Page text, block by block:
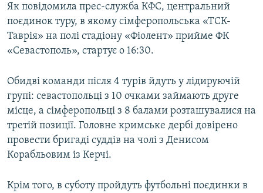
ВІДЕОУРОКИ «ELIFBE»
СВІДЧЕННЯ ОКУПАЦІЇ
ІНФОГРАФІКА
Русский
Qırımtatar
ДОЛУЧАЙСЯ!
Усі сайти RFE/RL
Як повідомила прес-служба КФС, центральний
поєдинок туру, в якому сімферопольська «ТСК-
Таврія» на полі стадіону «Фіолент» прийме ФК
«Севастополь», стартує о 16:30.
Обидві команди після 4 турів йдуть у лідируючій
групі: севастопольці з 10 очками займають друге
місце, а сімферопольці з 8 балами розташувалися на
третій позиції. Головне кримське дербі довірено
провести бригаді суддів на чолі з Денисом
Корабльовим із Керчі.
Крім того, в суботу пройдуть футбольні поєдинки в